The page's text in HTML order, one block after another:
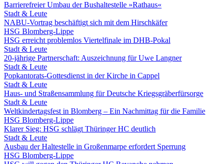
Barrierefreier Umbau der Bushaltestelle »Rathaus«
Stadt & Leute
NABU-Vortrag beschäftigt sich mit dem Hirschkäfer
HSG Blomberg-Lippe
HSG erreicht problemlos Viertelfinale im DHB-Pokal
Stadt & Leute
20-jährige Partnerschaft: Auszeichnung für Uwe Langner
Stadt & Leute
Popkantorats-Gottesdienst in der Kirche in Cappel
Stadt & Leute
Haus- und Straßensammlung für Deutsche Kriegsgräberfürsorge
Stadt & Leute
Weltkindertagsfest in Blomberg – Ein Nachmittag für die Familie
HSG Blomberg-Lippe
Klarer Sieg: HSG schlägt Thüringer HC deutlich
Stadt & Leute
Ausbau der Haltestelle in Großenmarpe erfordert Sperrung
HSG Blomberg-Lippe